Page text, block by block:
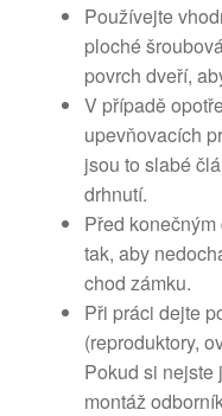
Používejte
ploché
povrch dveří,
V případě
upevňovacích
jsou to slabé
drhnutí.
Před
tak, aby
chod zámku.
Při práci dejte
(reproduktory,
Pokud si nejste
montáž